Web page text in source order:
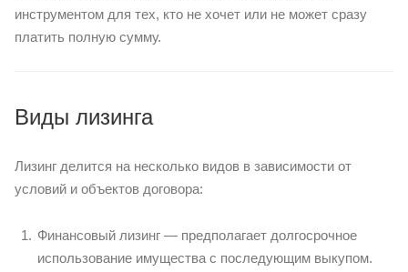
инструментом для тех, кто не хочет или не может сразу
платить полную сумму.
Виды лизинга
Лизинг делится на несколько видов в зависимости от
условий и объектов договора:
Финансовый лизинг — предполагает долгосрочное
использование имущества с последующим выкупом.